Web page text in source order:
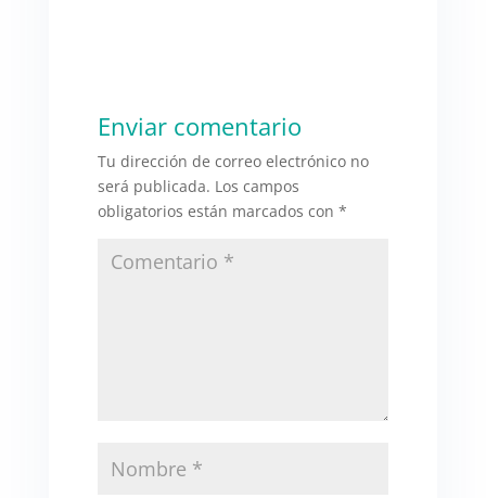
Enviar comentario
Tu dirección de correo electrónico no
será publicada. Los campos
obligatorios están marcados con *